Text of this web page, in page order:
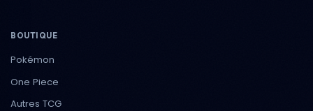
BOUTIQUE
Pokémon
One Piece
Autres TCG